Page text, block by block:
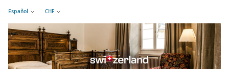
Español CHF